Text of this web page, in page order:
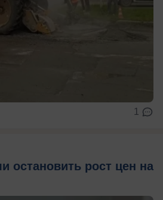
1
остановить рост цен на